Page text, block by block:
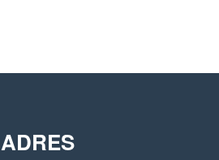
ADRES